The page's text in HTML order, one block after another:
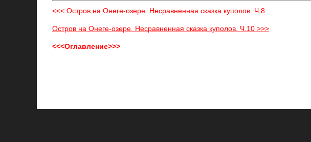
<<< Остров на Онеге-озере. Несравненная сказка куполов. Ч.8
Остров на Онеге-озере. Несравненная сказка куполов. Ч.10 >>>
<<<Оглавление>>>